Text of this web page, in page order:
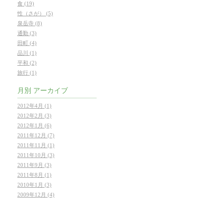
食 (19)
性（さが） (5)
泉岳寺 (8)
通勤 (3)
田町 (4)
品川 (1)
平和 (2)
旅行 (1)
月別 アーカイブ
2012年4月 (1)
2012年2月 (3)
2012年1月 (6)
2011年12月 (7)
2011年11月 (1)
2011年10月 (3)
2011年9月 (3)
2011年8月 (1)
2010年1月 (3)
2009年12月 (4)